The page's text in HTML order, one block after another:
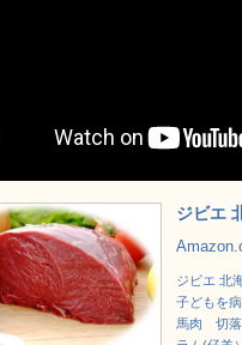
ジビエ
ジビエ 北
子どもを
馬肉 切